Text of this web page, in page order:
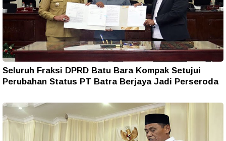
Seluruh Fraksi DPRD Batu Bara Kompak Setujui
Perubahan Status PT Batra Berjaya Jadi Perseroda